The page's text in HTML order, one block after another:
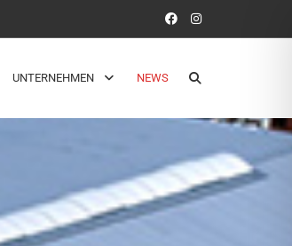
UNTERNEHMEN NEWS